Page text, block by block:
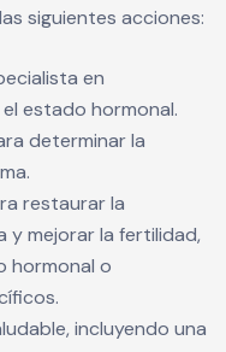
siguientes acciones:
en
estado hormonal.
determinar la
restaurar la
mejorar la fertilidad,
hormonal o
incluyendo una